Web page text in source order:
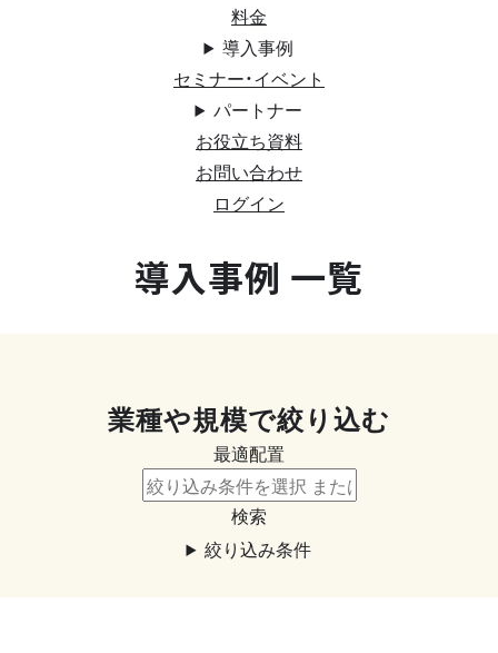
料金
導入事例
セミナー・イベント
パートナー
お役立ち資料
お問い合わせ
ログイン
導入事例 一覧
業種や規模で絞り込む
最適配置
検索
絞り込み条件